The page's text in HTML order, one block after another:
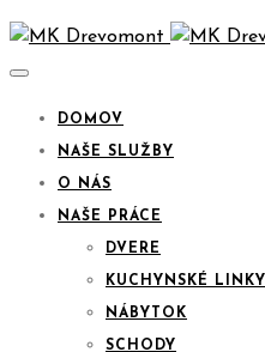
DOMOV
NAŠE SLUŽBY
O NÁS
NAŠE PRÁCE
DVERE
KUCHYNSKÉ LINKY
NÁBYTOK
SCHODY